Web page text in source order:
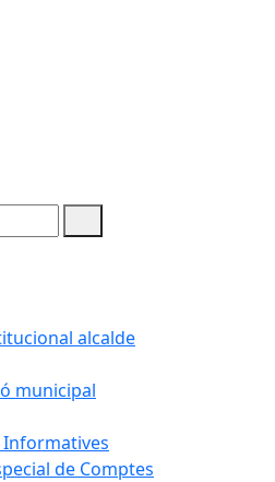
alcalde
municipal
Informatives
de Comptes